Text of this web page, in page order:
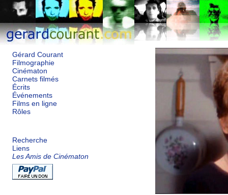
Gérard Courant
Filmographie
Cinématon
Carnets filmés
Écrits
Événements
Films en ligne
Rôles
Recherche
Liens
Les Amis de Cinématon